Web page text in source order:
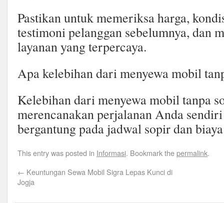
Pastikan untuk memeriksa harga,
testimoni pelanggan sebelumnya, dan
layanan yang terpercaya.
Apa kelebihan dari menyewa mobil
Kelebihan dari menyewa mobil tanpa
merencanakan perjalanan Anda
bergantung pada jadwal sopir dan
This entry was posted in Informasi. Bookmark thepermalink.
← Keuntungan Sewa Mobil Sigra Lepas Kunci di
Jogja